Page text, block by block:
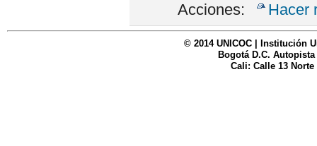
Acciones: Hacer
© 2014 UNICOC | Institución
Bogotá D.C. Autopista
Cali: Calle 13 Norte